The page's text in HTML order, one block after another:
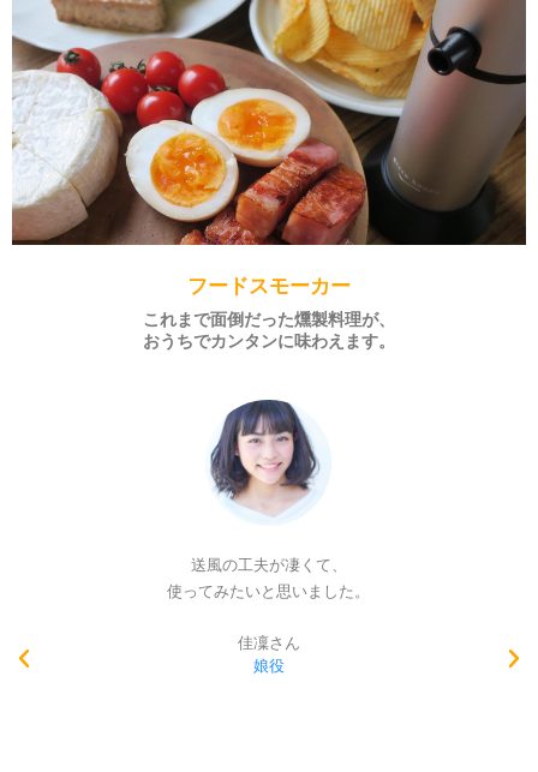
フードスモーカー
これまで面倒だった燻製料理が、
おうちでカンタンに味わえます。
燻製チップス旨しです！！！
改良して無煙のものが、
SHI-NAさん